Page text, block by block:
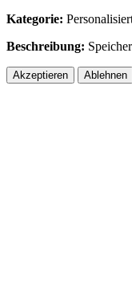
Kategorie:
Beschreibung:
Akzeptieren Ablehnen